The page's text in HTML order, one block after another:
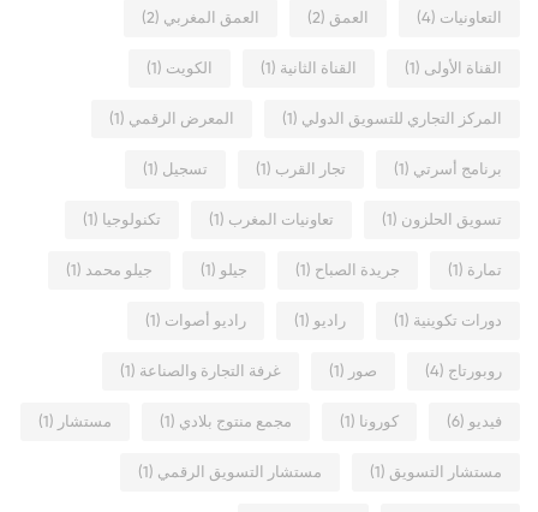
التعاونيات (4) العمق (2) العمق المغربي (2)
القناة الأولى (1) القناة الثانية (1) الكويت (1)
المركز التجاري للتسويق الدولي (1) المعرض الرقمي (1)
برنامج أسرتي (1) تجار القرب (1) تسجيل (1)
تسويق الحلزون (1) تعاونيات المغرب (1) تكنولوجيا (1)
تمارة (1) جريدة الصباح (1) جيلو (1) جيلو محمد (1)
دورات تكوينية (1) راديو (1) راديو أصوات (1)
روبورتاج (4) صور (1) غرفة التجارة والصناعة (1)
فيديو (6) كورونا (1) مجمع منتوج بلادي (1) مستشار (1)
مستشار التسويق (1) مستشار التسويق الرقمي (1)